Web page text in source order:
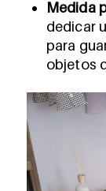
Medida
dedicar
para
objetos